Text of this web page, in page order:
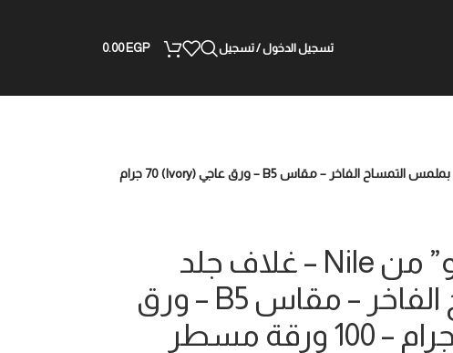
تسجيل الدخول / تسجيل 0.00 EGP
نوت بوك “كروكو” من Nile – غلاف جلد بملمس التمساح الفاخر – مقاس B5 – ورق عاجي (Ivory) 70 جرام
نوت بوك “كروكو” من Nile – غلاف جلد
بملمس التمساح الفاخر – مقاس B5 – ورق